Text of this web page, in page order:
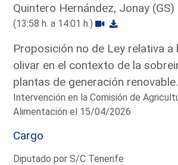
Quintero Hernández, Jonay (GS)
(13:58 h. a 14:01 h.)
Proposición no de Ley relativa a
olivar en el contexto de la
plantas de generación renovable.
Intervención en la Comisión de
Alimentación el 15/04/2026
Cargo
Diputado por S/C Tenerife